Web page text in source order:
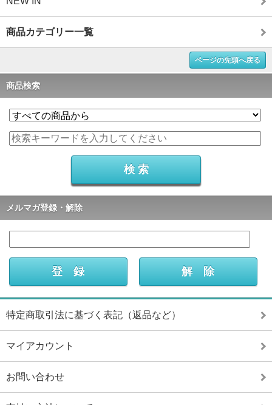
商品カテゴリー一覧
ページの先頭へ戻る
商品検索
メルマガ登録・解除
特定商取引法に基づく表記（返品など）
マイアカウント
お問い合わせ